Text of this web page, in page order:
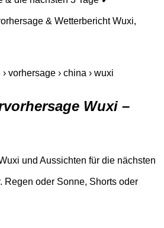
& Wetterbericht Wuxi,
vorhersage › china › wuxi
Wuxi –
und Aussichten für die nächsten
Regen oder Sonne, Shorts oder